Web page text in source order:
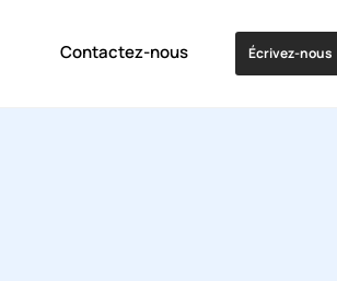
Contactez-nous Écrivez-nous